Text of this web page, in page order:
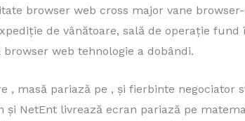
browser web cross major vane
de vânătoare, sală de operație
web tehnologie a dobândi.
masă pariază pe , și fierbinte negociator
și NetEnt livrează ecran pariază pe